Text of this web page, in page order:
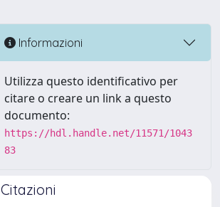
Informazioni
Utilizza questo identificativo per
citare o creare un link a questo
documento:
https://hdl.handle.net/11571/1043
83
Citazioni